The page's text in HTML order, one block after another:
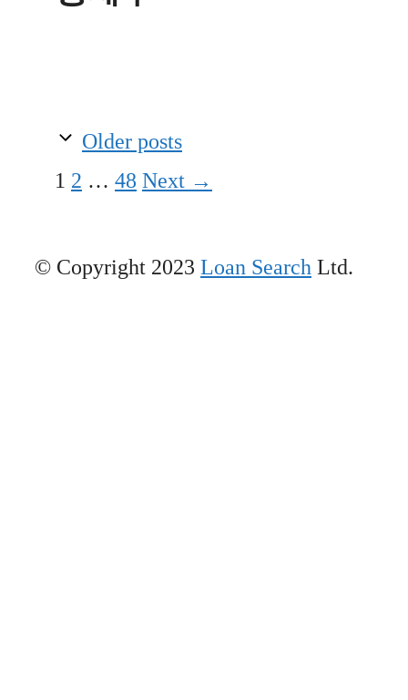
Older posts
Page
1 Page
2 … Page
48 Next →
© Copyright 2023 Loan Search Ltd.